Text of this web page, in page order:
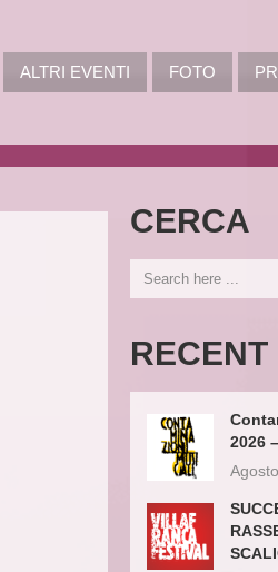
ALTRI EVENTI FOTO
CERCA
RECENT
2026